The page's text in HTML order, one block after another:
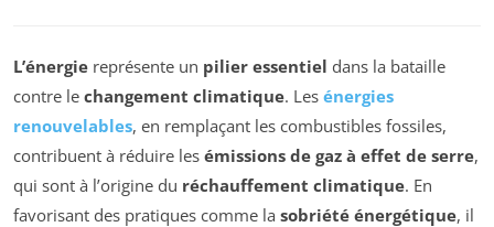
L’énergie représente un pilier essentiel dans la bataille
contre le changement climatique. Les énergies
renouvelables, en remplaçant les combustibles fossiles,
contribuent à réduire les émissions de gaz à effet de serre,
qui sont à l’origine du réchauffement climatique. En
favorisant des pratiques comme la sobriété énergétique, il